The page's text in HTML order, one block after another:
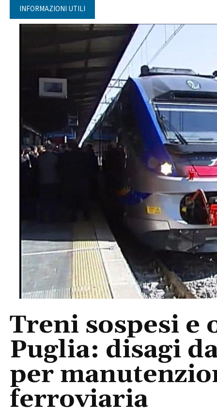
INFORMAZIONI UTILI
Treni sospesi
Puglia: disagi
per
ferroviaria